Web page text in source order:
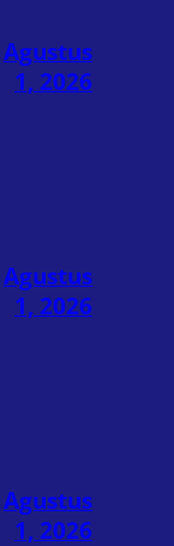
Agustus
1, 2026
Agustus
1, 2026
Agustus
1, 2026